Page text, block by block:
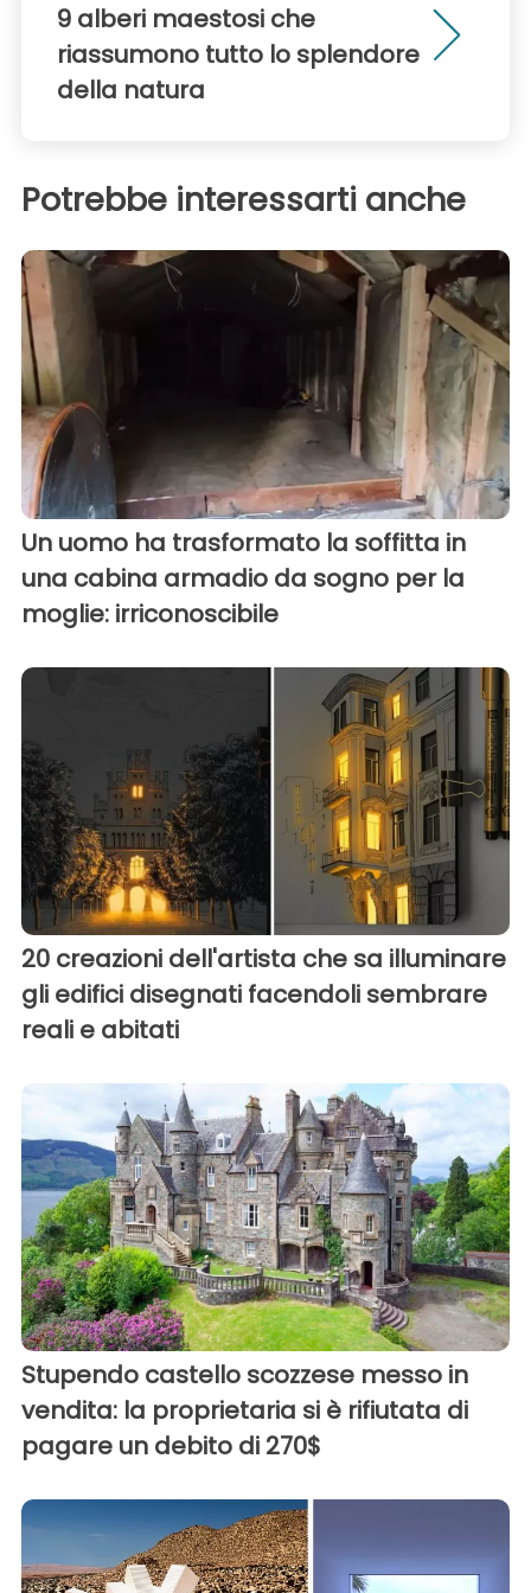
9 alberi maestosi che
riassumono tutto lo splendore
della natura
Potrebbe interessarti anche
Un uomo ha trasformato la soffitta in
una cabina armadio da sogno per la
moglie: irriconoscibile
20 creazioni dell'artista che sa illuminare
gli edifici disegnati facendoli sembrare
reali e abitati
Stupendo castello scozzese messo in
vendita: la proprietaria si è rifiutata di
pagare un debito di 270$